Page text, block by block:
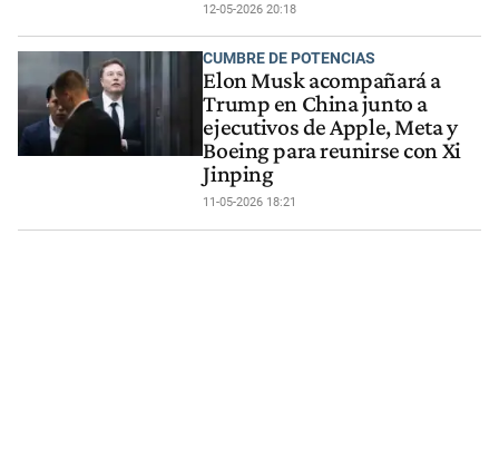
12-05-2026 20:18
CUMBRE DE POTENCIAS
Elon Musk acompañará a
Trump en China junto a
ejecutivos de Apple, Meta y
Boeing para reunirse con Xi
Jinping
11-05-2026 18:21